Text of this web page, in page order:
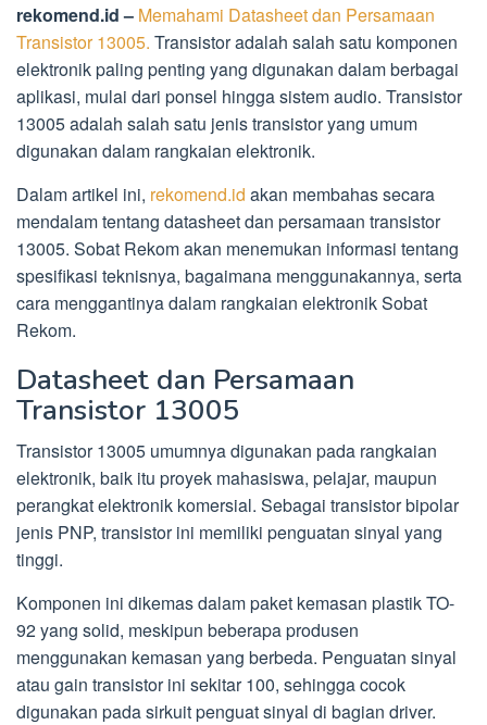
rekomend.id – Memahami Datasheetdan Persamaan
Transistor 13005. Transistor adalah salah satu komponen
elektronik paling penting yang digunakan dalam berbagai
aplikasi, mulai dari ponsel hingga sistem audio. Transistor
13005 adalah salah satu jenis transistor yang umum
digunakan dalam rangkaian elektronik.
Dalam artikel ini, rekomend.id akan membahas secara
mendalam tentang datasheet dan persamaan transistor
13005. Sobat Rekom akan menemukan informasi tentang
spesifikasi teknisnya, bagaimana menggunakannya, serta
cara menggantinya dalam rangkaian elektronik Sobat
Rekom.
Datasheet dan Persamaan
Transistor 13005
Transistor 13005 umumnya digunakan pada rangkaian
elektronik, baik itu proyek mahasiswa, pelajar, maupun
perangkat elektronik komersial. Sebagai transistor bipolar
jenis PNP, transistor ini memiliki penguatan sinyal yang
tinggi.
Komponen ini dikemas dalam paket kemasan plastik TO-
92 yang solid, meskipun beberapa produsen
menggunakan kemasan yang berbeda. Penguatan sinyal
atau gain transistor ini sekitar 100, sehingga cocok
digunakan pada sirkuit penguat sinyal di bagian driver.